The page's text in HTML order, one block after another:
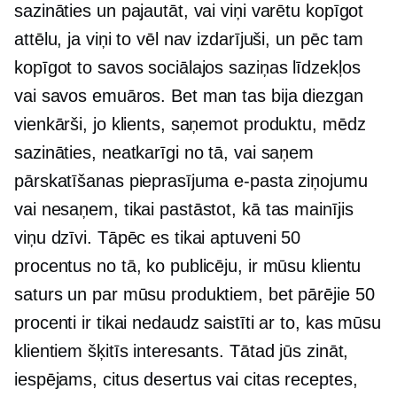
sazināties un pajautāt, vai viņi varētu kopīgot
attēlu, ja viņi to vēl nav izdarījuši, un pēc tam
kopīgot to savos sociālajos saziņas līdzekļos
vai savos emuāros. Bet man tas bija diezgan
vienkārši, jo klients, saņemot produktu, mēdz
sazināties, neatkarīgi no tā, vai saņem
pārskatīšanas pieprasījuma e-pasta ziņojumu
vai nesaņem, tikai pastāstot, kā tas mainījis
viņu dzīvi. Tāpēc es tikai aptuveni 50
procentus no tā, ko publicēju, ir mūsu klientu
saturs un par mūsu produktiem, bet pārējie 50
procenti ir tikai nedaudz saistīti ar to, kas mūsu
klientiem šķitīs interesants. Tātad jūs zināt,
iespējams, citus desertus vai citas receptes,